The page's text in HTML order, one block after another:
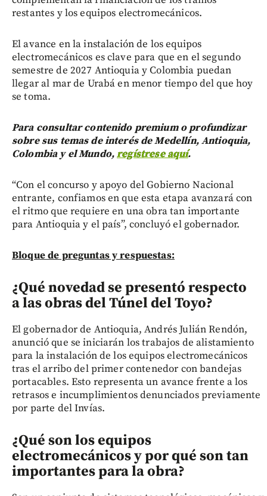
restantes y los equipos electromecánicos.
El avance en la instalación de los equipos
electromecánicos es clave para que en el segundo
semestre de 2027 Antioquia y Colombia puedan
llegar al mar de Urabá en menor tiempo del que hoy
se toma.
Para consultar contenido premium o profundizar
sobre sus temas de interés de Medellín, Antioquia,
Colombia y el Mundo,regístrese aquí.
“Con el concurso y apoyo del Gobierno Nacional
entrante, confiamos en que esta etapa avanzará con
el ritmo que requiere en una obra tan importante
para Antioquia y el país”, concluyó el gobernador.
Bloque de preguntas y respuestas:
¿Qué novedad se presentó respecto
a las obras del Túnel del Toyo?
El gobernador de Antioquia, Andrés Julián Rendón,
anunció que se iniciarán los trabajos de alistamiento
para la instalación de los equipos electromecánicos
tras el arribo del primer contenedor con bandejas
portacables. Esto representa un avance frente a los
retrasos e incumplimientos denunciados previamente
por parte del Invías.
¿Qué son los equipos
electromecánicos y por qué son tan
importantes para la obra?